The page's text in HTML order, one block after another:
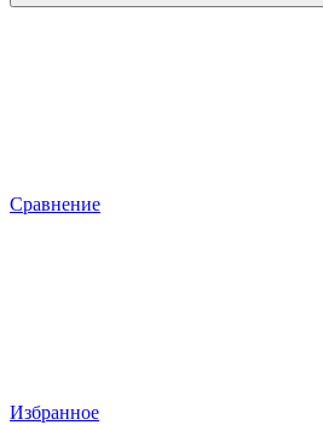
Сравнение
Избранное